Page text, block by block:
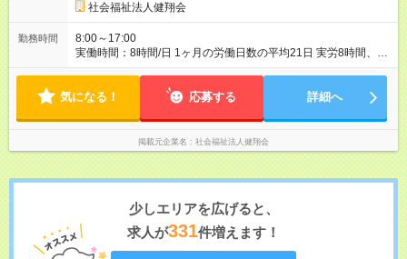
社会福祉法人健翔会
勤務時間
8:00～17:00
実働時間：8時間/日 1ヶ月の労働日数の平均21日 実労8時間、休
憩1時間 月の残業時間 ほぼなし 無資格10,840円、介護福祉士
気になる！ 応募する 詳細へ
掲載元企業名 社会福祉法人健翔会
少しエリアを広げると、
求人が331件増えます！